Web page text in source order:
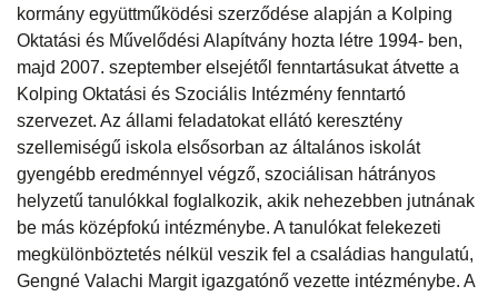
kormány együttműködési szerződése alapján a Kolping
Oktatási és Művelődési Alapítvány hozta létre 1994- ben,
majd 2007. szeptember elsejétől fenntartásukat átvette a
Kolping Oktatási és Szociális Intézmény fenntartó
szervezet. Az állami feladatokat ellátó keresztény
szellemiségű iskola elsősorban az általános iskolát
gyengébb eredménnyel végző, szociálisan hátrányos
helyzetű tanulókkal foglalkozik, akik nehezebben jutnának
be más középfokú intézménybe. A tanulókat felekezeti
megkülönböztetés nélkül veszik fel a családias hangulatú,
Gengné Valachi Margit igazgatónő vezette intézménybe. A